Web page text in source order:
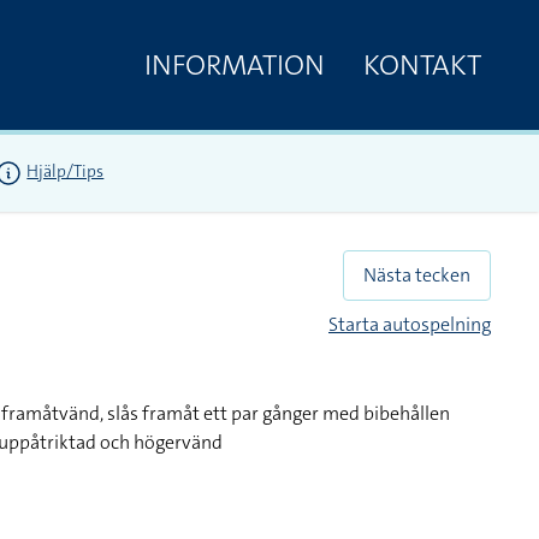
INFORMATION KONTAKT
Hjälp/Tips
Nästa tecken
Starta autospelning
slås framåt ett par gånger med bibehållen
och högervänd